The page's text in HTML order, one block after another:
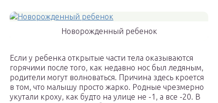
Новорожденный ребенок
Если у ребенка открытые части тела оказываются
горячими после того, как недавно нос был ледяным,
родители могут волноваться. Причина здесь кроется
в том, что малышу просто жарко. Родные чрезмерно
укутали кроху, как будто на улице не -1, а все -20. В